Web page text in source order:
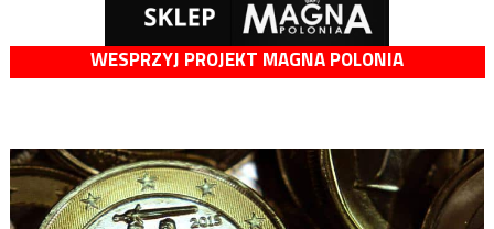
WESPRZYJ PROJEKT MAGNA POLONIA